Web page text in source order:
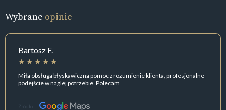
Wybrane opinie
Bartosz F.
Miła obsługa błyskawiczna pomoc zrozumienie klienta, profesjonalne
podejście w naglej potrzebie. Polecam
Źródło: